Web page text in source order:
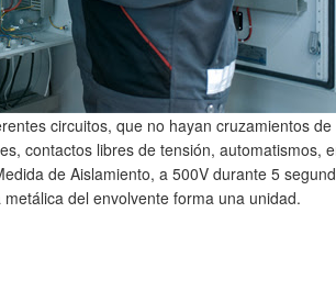
circuitos, que no hayan cruzamientos
contactos libres de tensión,
de Aislamiento, a 500V durante 5
del envolvente forma una unidad.